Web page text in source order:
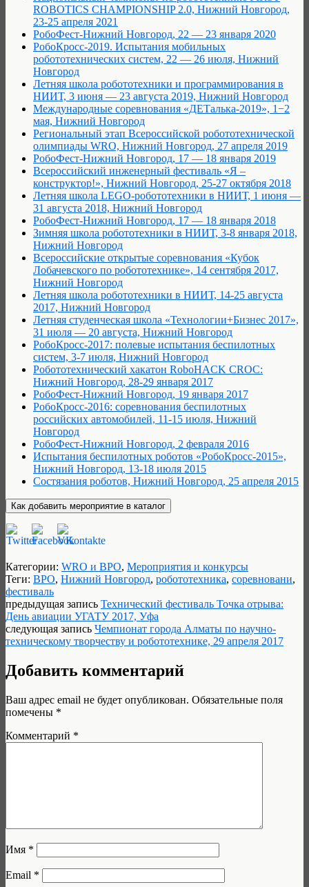
ROBOTICS CHAMPIONSHIP 2.0, Нижний Новгород,
23-25 апреля 2021
РобоФест-Нижний Новгород, 22 — 23 января 2020
РобоКросс-2019. Испытания мобильных
робототехнических систем, 22 — 26 июля, Нижний
Новгород
Летняя школа робототехники и программирования в
НИИТ, 3 июня — 23 августа 2019, Нижний Новгород
Международные соревнования «ДЕТалька-2019», 1−2
мая, Нижний Новгород
Региональный этап Всероссийской робототехнической
олимпиады WRO, Нижний Новгород, 27 апреля 2019
РобоФест-Нижний Новгород, 17 — 18 января 2019
Всероссийский инженерный фестиваль «Я –
конструктор!», Нижний Новгород, 25-27 октября 2018
Летняя школа LEGO-робототехники в НИИТ, 1 июня —
31 августа 2018, Нижний Новгород
РобоФест-Нижний Новгород, 17 — 18 января 2018
Зимняя школа робототехники в НИИТ, 3-8 января 2018,
Нижний Новгород
Всероссийские открытые соревнования «Кубок
Лобачевского по робототехнике», 14 сентября 2017,
Нижний Новгород
Летняя школа робототехники в НИИТ, 14-25 августа
2017, Нижний Новгород
Летняя студенческая школа «Технологии+Бизнес 2017»,
31 июля — 20 августа, Нижний Новгород
РобоКросс-2017: полевые испытания беспилотных
систем, 3-7 июля, Нижний Новгород
Робототехнический хакатон RoboHACK CROC:
Нижний Новгород, 28-29 января 2017
РобоФест-Нижний Новгород, 19 января 2017
РобоКросс-2016: соревнования беспилотных
российских автомобилей, 11-15 июля, Нижний
Новгород
РобоФест-Нижний Новгород, 2 февраля 2016
Испытания беспилотных роботов «РобоКросс-2015»,
Нижний Новгород, 13-18 июля 2015
Состязания роботов, Нижний Новгород, 25 апреля 2015
Категории: WRO и ВРО, Мероприятия и конкурсы
Теги: ВРО, Нижний Новгород, робототехника, соревновани,
фестиваль
предыдущая запись Технический фестиваль Точка отрыва:
День авиации УГАТУ 2017, Уфа
следующая запись Чемпионат города Алматы по научно-
техническому творчеству и робототехнике, 29 апреля 2017
Добавить комментарий
Ваш адрес email не будет опубликован. Обязательные поля
помечены *
Комментарий *
Имя *
Email *